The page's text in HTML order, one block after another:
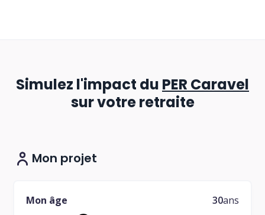
Simulez l'impact du PER Caravel
sur votre retraite
Mon projet
Mon âge 30ans